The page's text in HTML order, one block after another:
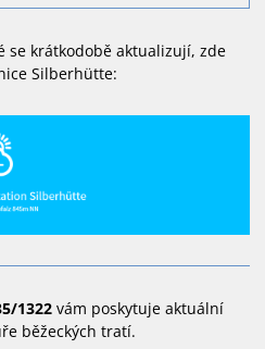
se krátkodobě aktualizují, zde
Silberhütte:
1322 vám poskytuje aktuální
běžeckých tratí.